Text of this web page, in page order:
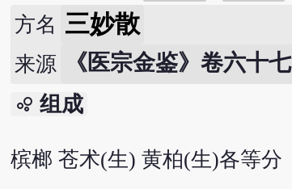
方名 三妙散
来源 《医宗金鉴》卷六十七
bubble_chart 组成
槟榔 苍术(生) 黄柏(生)各等分